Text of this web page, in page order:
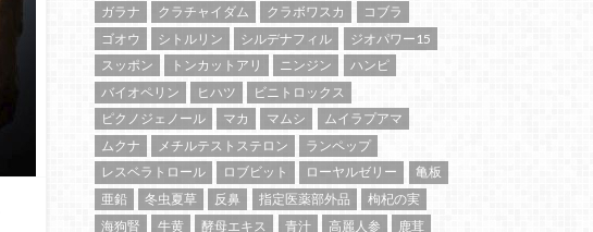
ガラナ
クラチャイダム クラボワスカ
コブラ
ゴオウ
シトルリン シルデナフィル
ジオパワー15
スッポン
トンカットアリ ニンジン
ハンピ
バイオペリン
ヒハツ
ビニトロックス
ピクノジェノール
マカ マムシ
ムイラプアマ
ムクナ
メチルテストステロン
ランペップ
レスベラトロール
ロブビット ローヤルゼリー
亀板
亜鉛
冬虫夏草 反鼻 指定医薬部外品
枸杞の実
海狗腎
牛黄 酵母エキス 青汁 高麗人参 鹿茸